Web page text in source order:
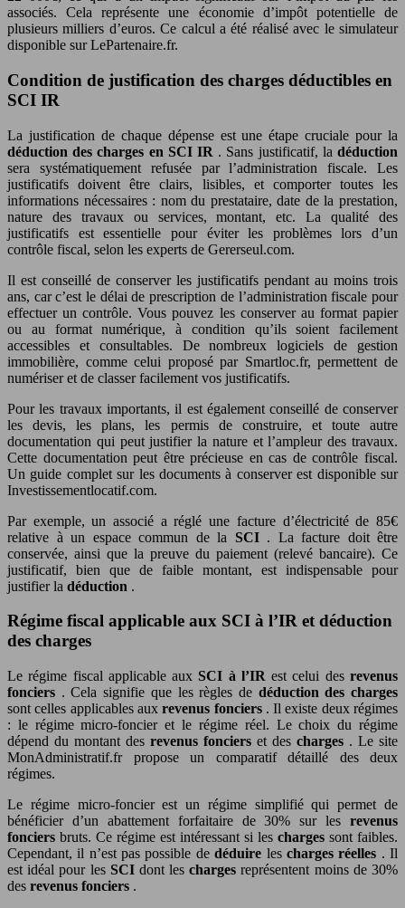
associés. Cela représente une économie d’impôt potentielle de
plusieurs milliers d’euros. Ce calcul a été réalisé avec le simulateur
disponible sur LePartenaire.fr.
Condition de justification des charges déductibles en
SCI IR
La justification de chaque dépense est une étape cruciale pour la
déduction des charges en SCI IR . Sans justificatif, ladéduction
sera systématiquement refusée par l’administration fiscale. Les
justificatifs doivent être clairs, lisibles, et comporter toutes les
informations nécessaires : nom du prestataire, date de la prestation,
nature des travaux ou services, montant, etc. La qualité des
justificatifs est essentielle pour éviter les problèmes lors d’un
contrôle fiscal, selon les experts de Gererseul.com.
Il est conseillé de conserver les justificatifs pendant au moins trois
ans, car c’est le délai de prescription de l’administration fiscale pour
effectuer un contrôle. Vous pouvez les conserver au format papier
ou au format numérique, à condition qu’ils soient facilement
accessibles et consultables. De nombreux logiciels de gestion
immobilière, comme celui proposé par Smartloc.fr, permettent de
numériser et de classer facilement vos justificatifs.
Pour les travaux importants, il est également conseillé de conserver
les devis, les plans, les permis de construire, et toute autre
documentation qui peut justifier la nature et l’ampleur des travaux.
Cette documentation peut être précieuse en cas de contrôle fiscal.
Un guide complet sur les documents à conserver est disponible sur
Investissementlocatif.com.
Par exemple, un associé a réglé une facture d’électricité de 85€
relative à un espace commun de la SCI . La facture doit être
conservée, ainsi que la preuve du paiement (relevé bancaire). Ce
justificatif, bien que de faible montant, est indispensable pour
justifier la déduction .
Régime fiscal applicable aux SCI à l’IR et déduction
des charges
Le régime fiscal applicable auxSCI à l’IRest celui desrevenus
fonciers . Cela signifie que les règles de déduction des charges
sont celles applicables auxrevenus fonciers . Il existe deux régimes
: le régime micro-foncier et le régime réel. Le choix du régime
dépend du montant des revenus fonciers et des charges . Le site
MonAdministratif.fr propose un comparatif détaillé des deux
régimes.
Le régime micro-foncier est un régime simplifié qui permet de
bénéficier d’un abattement forfaitaire de 30% sur les revenus
fonciers bruts. Ce régime est intéressant si les charges sont faibles.
Cependant, il n’est pas possible dedéduire les charges réelles . Il
est idéal pour les SCI dont leschargesreprésentent moins de 30%
des revenus fonciers .